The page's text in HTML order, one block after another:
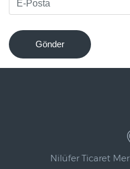
Gönder
Nilüfer Ticaret